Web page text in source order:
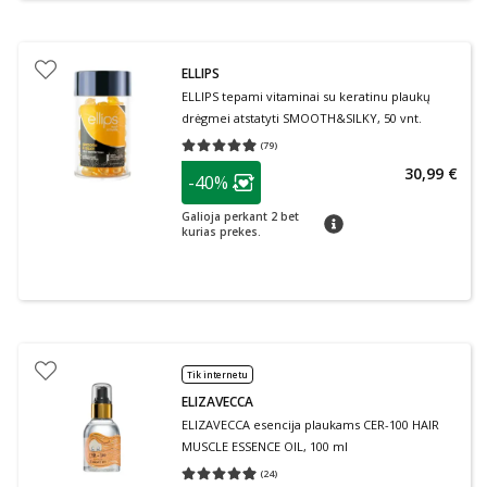
ELLIPS
ELLIPS tepami vitaminai su keratinu plaukų
drėgmei atstatyti SMOOTH&SILKY, 50 vnt.
(79)
Vidutinis įvertinimas 4.96
patarimas
Lojalumo klubo narių nuolaida
-40%
Galioja perkant 2 bet
kurias prekes.
patarimas
30,99 €
Tik internetu
ELIZAVECCA
ELIZAVECCA esencija plaukams CER-100 HAIR
MUSCLE ESSENCE OIL, 100 ml
(24)
Vidutinis įvertinimas 4.96